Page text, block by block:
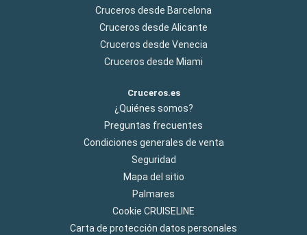
Cruceros desde Barcelona
Cruceros desde Alicante
Cruceros desde Venecia
Cruceros desde Miami
Cruceros.es
¿Quiénes somos?
Preguntas frecuentes
Condiciones generales de venta
Seguridad
Mapa del sitio
Palmares
Cookie CRUISELINE
Carta de protección datos personales